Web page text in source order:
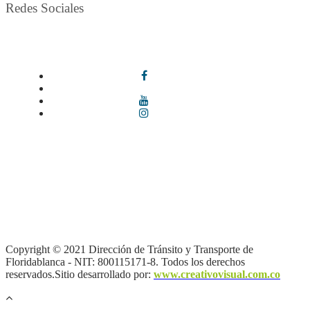
Redes Sociales
Copyright © 2021 Dirección de Tránsito y Transporte de
Floridablanca - NIT: 800115171-8. Todos los derechos
reservados.Sitio desarrollado por: www.creativovisual.com.co